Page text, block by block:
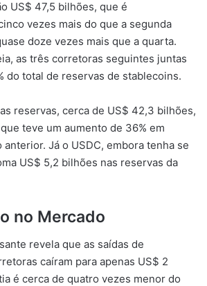
US$ 47,5 bilhões, que é
vezes mais do que a segunda
doze vezes mais que a quarta.
as três corretoras seguintes juntas
do total de reservas de stablecoins.
reservas, cerca de US$ 42,3 bilhões,
teve um aumento de 36% em
anterior. Já o USDC, embora tenha se
US$ 5,2 bilhões nas reservas da
no Mercado
revela que as saídas de
caíram para apenas US$ 2
é cerca de quatro vezes menor do